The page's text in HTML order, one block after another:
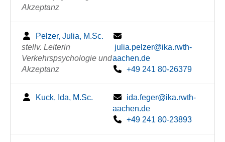
Akzeptanz
Pelzer, Julia, M.Sc.
stellv. Leiterin
Verkehrspsychologie und
Akzeptanz
julia.pelzer@ika.rwth-
aachen.de
+49 241 80-26379
Kuck, Ida, M.Sc.
ida.feger@ika.rwth-
aachen.de
+49 241 80-23893